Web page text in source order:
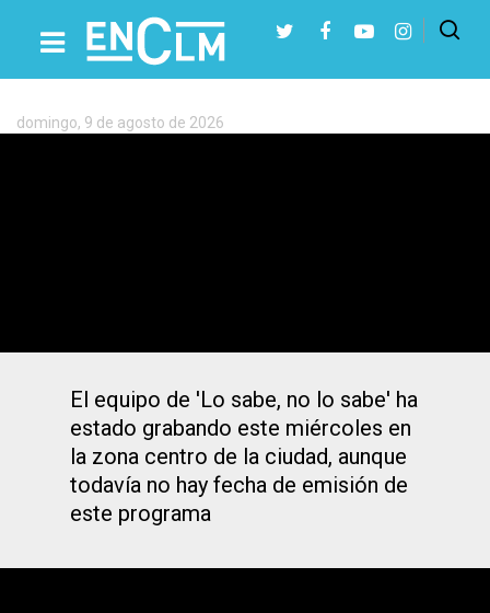
Etiqueta:
Concurso
Presiona Intro para buscar o ESC para cerrar
domingo, 9 de agosto de 2026
El equipo de 'Lo sabe, no lo sabe' ha
estado grabando este miércoles en
la zona centro de la ciudad, aunque
todavía no hay fecha de emisión de
este programa